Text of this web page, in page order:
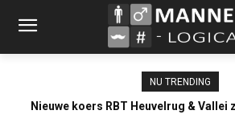
NU TRENDING
Nieuwe koers RBT Heuvelrug & Vallei